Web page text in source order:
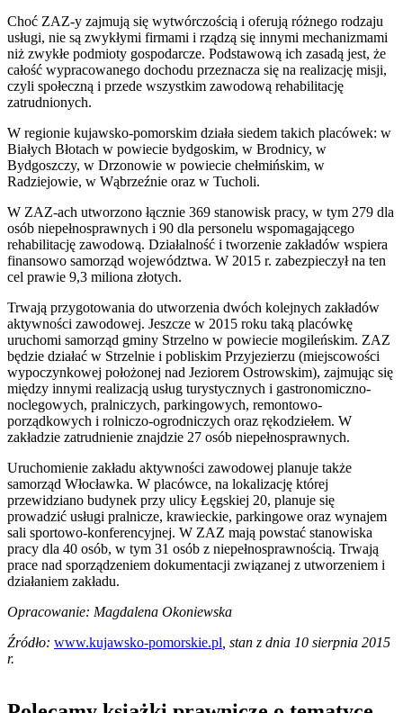
Choć ZAZ-y zajmują się wytwórczością i oferują różnego rodzaju
usługi, nie są zwykłymi firmami i rządzą się innymi mechanizmami
niż zwykłe podmioty gospodarcze. Podstawową ich zasadą jest, że
całość wypracowanego dochodu przeznacza się na realizację misji,
czyli społeczną i przede wszystkim zawodową rehabilitację
zatrudnionych.
W regionie kujawsko-pomorskim działa siedem takich placówek: w
Białych Błotach w powiecie bydgoskim, w Brodnicy, w
Bydgoszczy, w Drzonowie w powiecie chełmińskim, w
Radziejowie, w Wąbrzeźnie oraz w Tucholi.
W ZAZ-ach utworzono łącznie 369 stanowisk pracy, w tym 279 dla
osób niepełnosprawnych i 90 dla personelu wspomagającego
rehabilitację zawodową. Działalność i tworzenie zakładów wspiera
finansowo samorząd województwa. W 2015 r. zabezpieczył na ten
cel prawie 9,3 miliona złotych.
Trwają przygotowania do utworzenia dwóch kolejnych zakładów
aktywności zawodowej. Jeszcze w 2015 roku taką placówkę
uruchomi samorząd gminy Strzelno w powiecie mogileńskim. ZAZ
będzie działać w Strzelnie i pobliskim Przyjezierzu (miejscowości
wypoczynkowej położonej nad Jeziorem Ostrowskim), zajmując się
między innymi realizacją usług turystycznych i gastronomiczno-
noclegowych, pralniczych, parkingowych, remontowo-
porządkowych i rolniczo-ogrodniczych oraz rękodziełem. W
zakładzie zatrudnienie znajdzie 27 osób niepełnosprawnych.
Uruchomienie zakładu aktywności zawodowej planuje także
samorząd Włocławka. W placówce, na lokalizację której
przewidziano budynek przy ulicy Łęgskiej 20, planuje się
prowadzić usługi pralnicze, krawieckie, parkingowe oraz wynajem
sali sportowo-konferencyjnej. W ZAZ mają powstać stanowiska
pracy dla 40 osób, w tym 31 osób z niepełnosprawnością. Trwają
prace nad sporządzeniem dokumentacji związanej z utworzeniem i
działaniem zakładu.
Opracowanie: Magdalena Okoniewska
Źródło: www.kujawsko-pomorskie.pl, stan z dnia 10 sierpnia 2015
r.